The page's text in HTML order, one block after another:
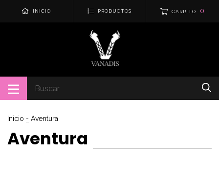
INICIO PRODUCTOS CARRITO 0
Inicio - Aventura
Aventura